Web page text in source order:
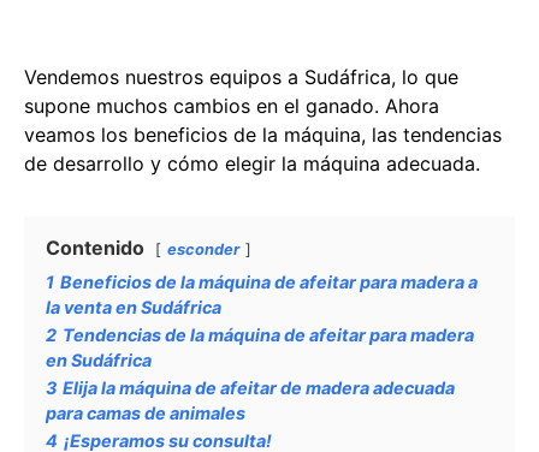
Vendemos nuestros equipos a Sudáfrica, lo que
supone muchos cambios en el ganado. Ahora
veamos los beneficios de la máquina, las tendencias
de desarrollo y cómo elegir la máquina adecuada.
Contenido esconder
1 Beneficios de la máquina de afeitar para madera a
la venta en Sudáfrica
2 Tendencias de la máquina de afeitar para madera
en Sudáfrica
3 Elija la máquina de afeitar de madera adecuada
para camas de animales
4 ¡Esperamos su consulta!